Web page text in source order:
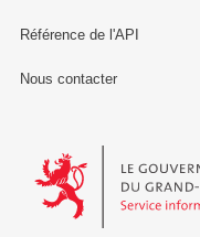
Référence de l'API
Nous contacter
Le Gouvernement du